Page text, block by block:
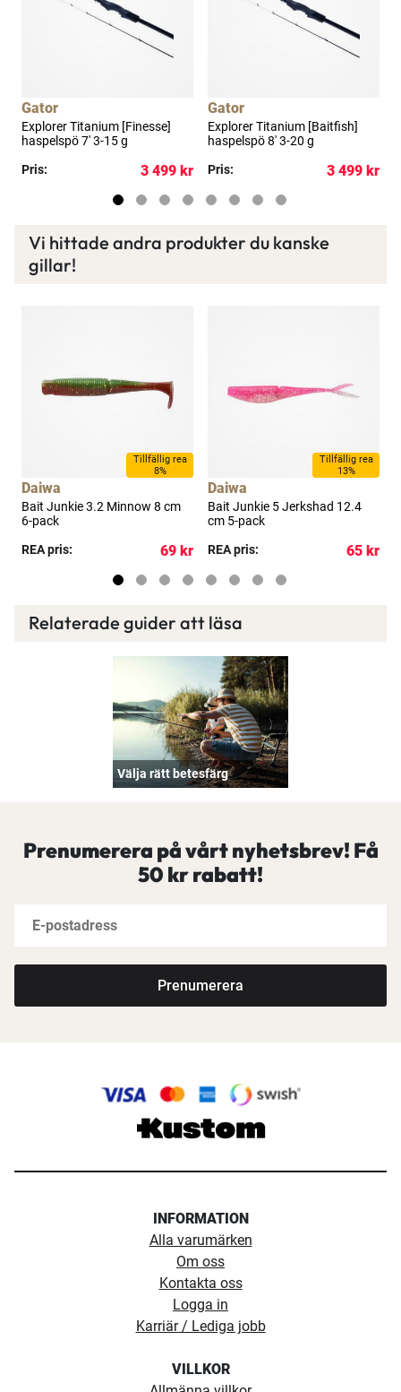
Läs mer här
Gator
Explorer Titanium [Finesse]
haspelspö 7' 3-15 g
Pris:
3 499 kr
Gator
Explorer Titanium [Baitfish]
haspelspö 8' 3-20 g
Pris:
3 499 kr
Vi hittade andra produkter du kanske
gillar!
Tillfällig rea
8%
Daiwa
Bait Junkie 3.2 Minnow 8 cm
6-pack
REA pris:
69 kr
Tillfällig rea
13%
Daiwa
Bait Junkie 5 Jerkshad 12.4
cm 5-pack
REA pris:
65 kr
Relaterade guider att läsa
Välja rätt betesfärg
Prenumerera på vårt nyhetsbrev! Få
50 kr rabatt!
Prenumerera
INFORMATION
Alla varumärken
Om oss
Kontakta oss
Logga in
Karriär / Lediga jobb
VILLKOR